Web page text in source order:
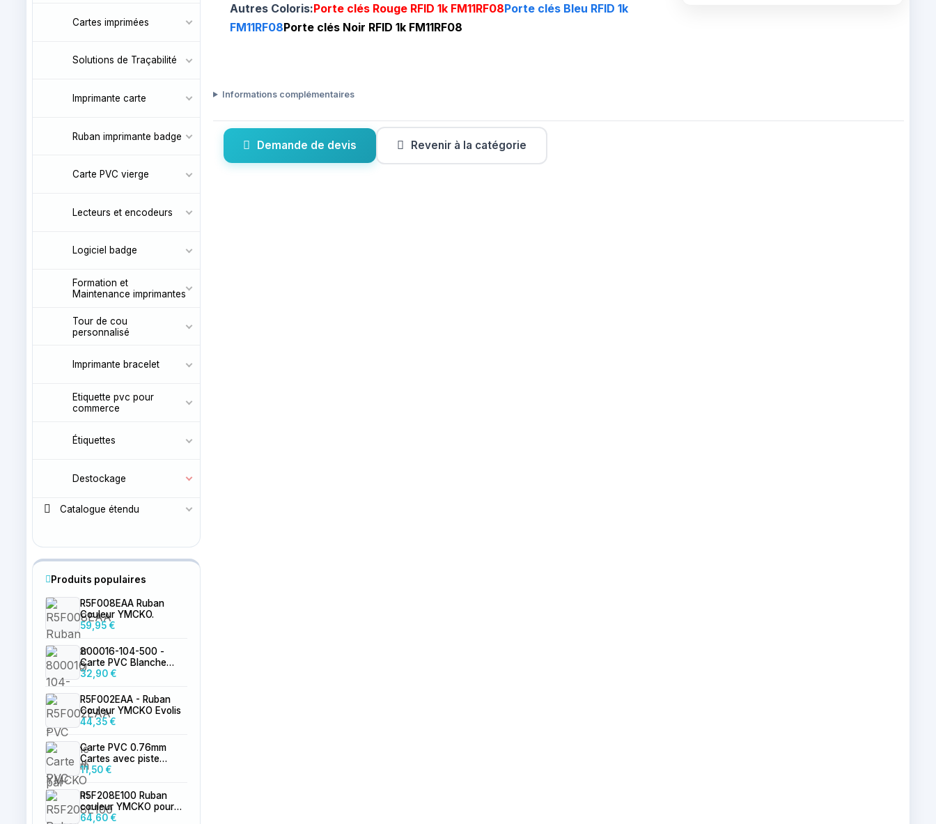
Cartes imprimées
Solutions de Traçabilité
Imprimante carte
Ruban imprimante badge
Carte PVC vierge
Lecteurs et encodeurs
Logiciel badge
Formation et
Maintenance imprimantes
Tour de cou
personnalisé
Imprimante bracelet
Etiquette pvc pour
commerce
Étiquettes
Destockage
Catalogue étendu
Produits populaires
R5F008EAA Ruban
Couleur YMCKO.
59,95 €
800016-104-500 -
Carte PVC Blanche
0.76mm par 500
32,90 €
R5F002EAA - Ruban
Couleur YMCKO Evolis
44,35 €
Carte PVC 0.76mm
Cartes avec piste
magnétique LoCo
vierge
11,50 €
R5F208E100 Ruban
couleur YMCKO pour
Primacy 2
64,60 €
Autres Coloris:Porte clés Rouge RFID 1k FM11RF08Porte clés Bleu RFID 1k
FM11RF08Porte clés Noir RFID 1k FM11RF08
Informations complémentaires
Demande de devis Revenir à la catégorie